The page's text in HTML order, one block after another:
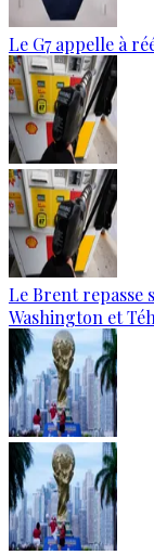
Le G7 appelle à
Le Brent repasse
Washington et